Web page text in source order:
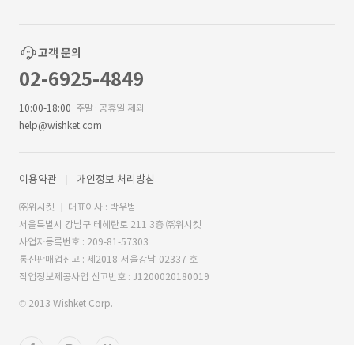
고객 문의
02-6925-4849
10:00-18:00 주말·공휴일 제외
help@wishket.com
이용약관 개인정보 처리방침
㈜위시켓
대표이사 : 박우범
서울특별시 강남구 테헤란로 211 3층 ㈜위시켓
사업자등록번호 : 209-81-57303
통신판매업신고 : 제2018-서울강남-02337 호
직업정보제공사업 신고번호 : J1200020180019
© 2013 Wishket Corp.